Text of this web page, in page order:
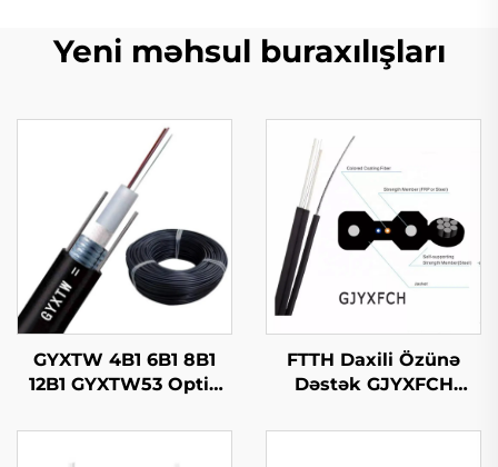
Yeni məhsul buraxılışları
GYXTW 4B1 6B1 8B1
12B1 GYXTW53 Optik
FTTH Daxili Özünə
Dəstək GJYXFCH